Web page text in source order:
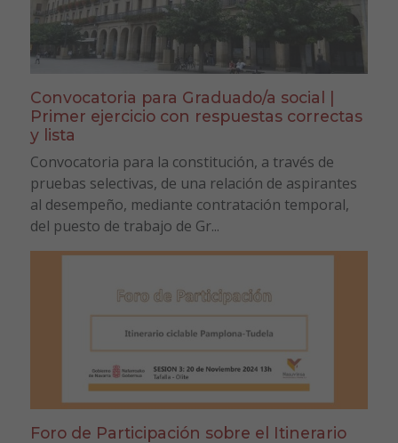
Convocatoria para Graduado/a social |
Primer ejercicio con respuestas correctas
y lista
Convocatoria para la constitución, a través de
pruebas selectivas, de una relación de aspirantes
al desempeño, mediante contratación temporal,
del puesto de trabajo de Gr...
Foro de Participación sobre el Itinerario